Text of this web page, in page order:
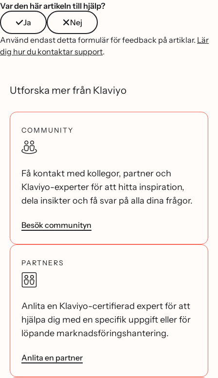
Var den här artikeln till hjälp?
Ja
Nej
Använd endast detta formulär för feedback på artiklar. Lär
dig hur du kontaktar support.
Utforska mer från Klaviyo
COMMUNITY
Få kontakt med kollegor, partner och
Klaviyo-experter för att hitta inspiration,
dela insikter och få svar på alla dina frågor.
Besök communityn
PARTNERS
Anlita en Klaviyo-certifierad expert för att
hjälpa dig med en specifik uppgift eller för
löpande marknadsföringshantering.
Anlita en partner